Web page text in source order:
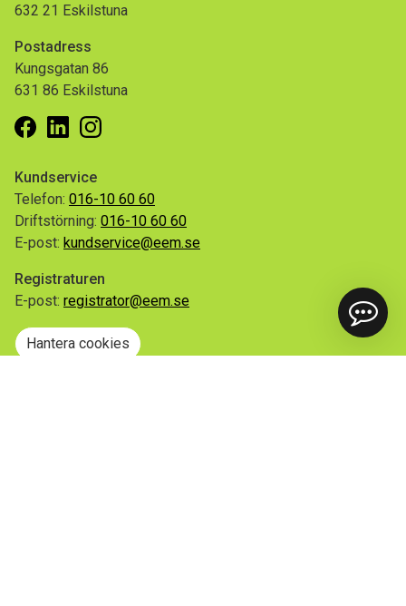
632 21 Eskilstuna
Postadress
Kungsgatan 86
631 86 Eskilstuna
Facebook
LinkedinInstagram
Kundservice
Telefon: 016-10 60 60
Driftstörning: 016-10 60 60
E-post: kundservice@eem.se
Registraturen
E-post: registrator@eem.se
Hantera cookies